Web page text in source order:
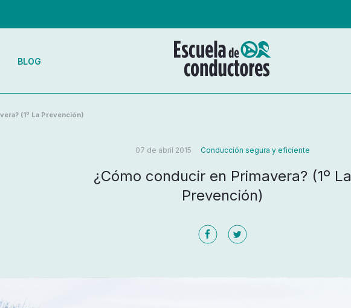
BLOG
(1º La Prevención)
07 de abril 2015 Conducción segura y eficiente
¿Cómo conducir en Primavera? (1º La
Prevención)